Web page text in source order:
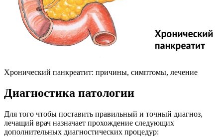
Хронический панкреатит: причины, симптомы, лечение
Диагностика патологии
Для того чтобы поставить правильный и точный диагноз,
лечащий врач назначает прохождение следующих
дополнительных диагностических процедур: